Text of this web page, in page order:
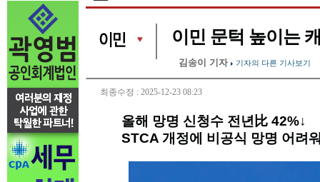
이민 문턱 높이는
김송이 기자 기자의 다른 기사보기
최종수정 : 2025-12-23 08:23
올해 망명 신청수 전년比 42%↓
STCA 개정에 비공식 망명 어려